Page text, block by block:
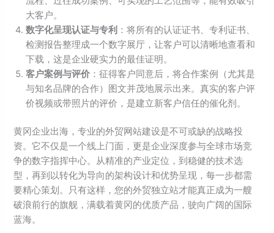
大客户。
数字化呈现认证与专利 ：将所有的认证证书、专利证书、
检测报告整理成一个数字展厅，让客户可以清晰地查看和
下载，这是企业硬实力的最佳证明。
客户案例与评价 ：征得客户同意后，将合作案例（尤其是
与知名品牌的合作）图文并茂地展示出来。真实的客户评
价视频或带照片的评价，是建立新客户信任的催化剂。
黄冈企业出海，专业的外贸网站建设是不可或缺的战略投
资。它不仅是一个线上门面，更是企业深度参与全球市场竞
争的数字指挥中心。从精准的产业定位，到稳健的技术选
型，再到以转化为导向的架构设计和优势呈现，每一步都需
要精心策划。只有这样，您的外贸独立站才能真正成为一艘
破浪前行的旗舰，满载着黄冈的优质产品，驶向广阔的国际
蓝海。